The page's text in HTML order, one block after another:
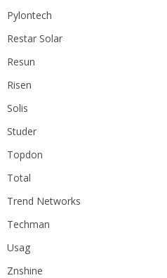
Pylontech
Restar Solar
Resun
Risen
Solis
Studer
Topdon
Total
Trend Networks
Techman
Usag
Znshine